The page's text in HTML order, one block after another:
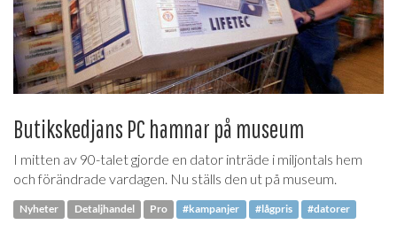
Butikskedjans PC hamnar på museum
I mitten av 90-talet gjorde en dator inträde i miljontals hem
och förändrade vardagen. Nu ställs den ut på museum.
Nyheter Detaljhandel Pro #kampanjer #lågpris #datorer